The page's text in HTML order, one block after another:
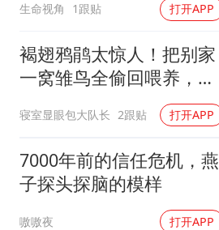
生命视角 1跟贴 打开APP
褐翅鸦鹃太惊人！把别家
一窝雏鸟全偷回喂养，自
寝室显眼包大队长 2跟贴 打开APP
7000年前的信任危机，燕
子探头探脑的模样
嗷嗷夜 打开APP